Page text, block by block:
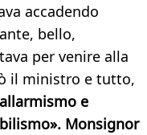
accadendo
bello,
per venire alla
il ministro e tutto,
e
Monsignor